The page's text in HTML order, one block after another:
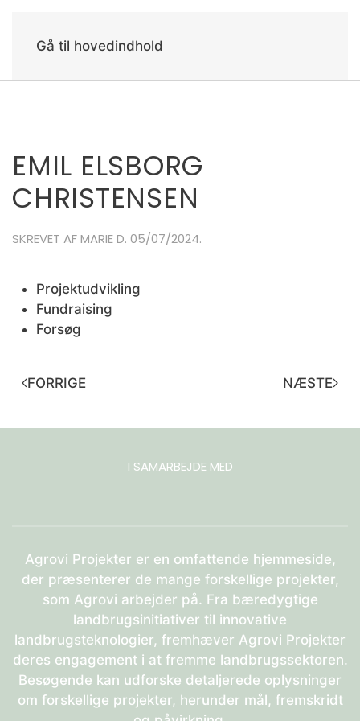
Gå til hovedindhold
EMIL ELSBORG
CHRISTENSEN
SKREVET AFMARIED. 05/07/2024.
Projektudvikling
Fundraising
Forsøg
FORRIGE NÆSTE
I SAMARBEJDE MED
Agrovi Projekter er en omfattende hjemmeside,
der præsenterer de mange forskellige projekter,
som Agrovi arbejder på. Fra bæredygtige
landbrugsinitiativer til innovative
landbrugsteknologier, fremhæver Agrovi Projekter
deres engagement i at fremme landbrugssektoren.
Besøgende kan udforske detaljerede oplysninger
om forskellige projekter, herunder mål, fremskridt